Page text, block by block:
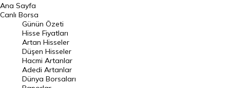
BIST 100 Hisseleri
En Çok Artan Hisseler
En Çok Düşen Hisseler
Hacmi Artanlar
Geçmiş Kapanışlar
Ana Sayfa
Canlı Borsa
Günün Özeti
Hisse Fiyatları
Artan Hisseler
Düşen Hisseler
Hacmi Artanlar
Adedi Artanlar
Dünya Borsaları